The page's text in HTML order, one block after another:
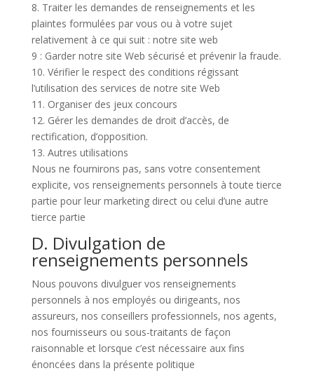
8. Traiter les demandes de renseignements et les
plaintes formulées par vous ou à votre sujet
relativement à ce qui suit : notre site web
9 : Garder notre site Web sécurisé et prévenir la fraude.
10. Vérifier le respect des conditions régissant
l’utilisation des services de notre site Web
11. Organiser des jeux concours
12. Gérer les demandes de droit d’accès, de
rectification, d’opposition.
13. Autres utilisations
Nous ne fournirons pas, sans votre consentement
explicite, vos renseignements personnels à toute tierce
partie pour leur marketing direct ou celui d’une autre
tierce partie
D. Divulgation de
renseignements personnels
Nous pouvons divulguer vos renseignements
personnels à nos employés ou dirigeants, nos
assureurs, nos conseillers professionnels, nos agents,
nos fournisseurs ou sous-traitants de façon
raisonnable et lorsque c’est nécessaire aux fins
énoncées dans la présente politique